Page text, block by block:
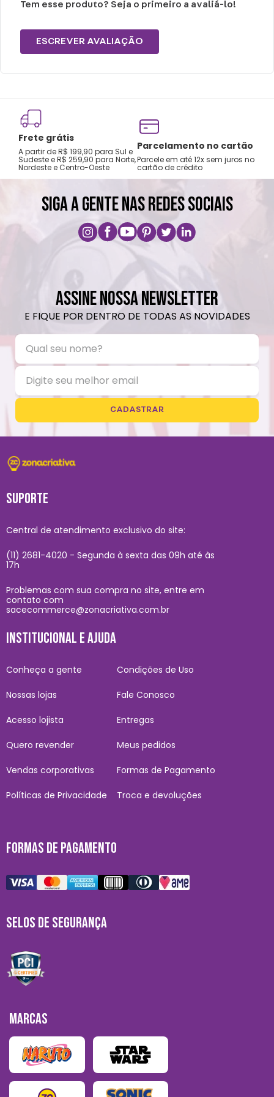
Tem esse produto? Seja o primeiro a avaliá-lo!
ESCREVER AVALIAÇÃO
Frete grátis
A partir de R$ 199,90 para Sul e
Sudeste e R$ 259,90 para Norte,
Nordeste e Centro-Oeste
Parcelamento no cartão
Parcele em até 12x sem juros no
cartão de crédito
SIGA A GENTE NAS REDES SOCIAIS
ASSINE NOSSA NEWSLETTER
E FIQUE POR DENTRO DE TODAS AS NOVIDADES
CADASTRAR
SUPORTE
Central de atendimento exclusivo do site:
(11) 2681-4020 - Segunda à sexta das 09h até às
17h
Problemas com sua compra no site, entre em
contato com
sacecommerce@zonacriativa.com.br
INSTITUCIONAL E AJUDA
Conheça a gente
Nossas lojas
Acesso lojista
Quero revender
Vendas corporativas
Políticas de Privacidade
Condições de Uso
Fale Conosco
Entregas
Meus pedidos
Formas de Pagamento
Troca e devoluções
FORMAS DE PAGAMENTO
SELOS DE SEGURANÇA
MARCAS